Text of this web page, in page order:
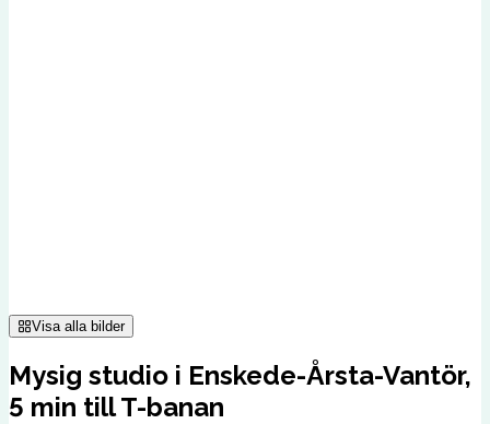
Visa alla bilder
Mysig studio i Enskede-Årsta-Vantör,
5 min till T-banan